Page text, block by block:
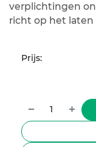
verplichtingen
richt op het laten
Prijs: